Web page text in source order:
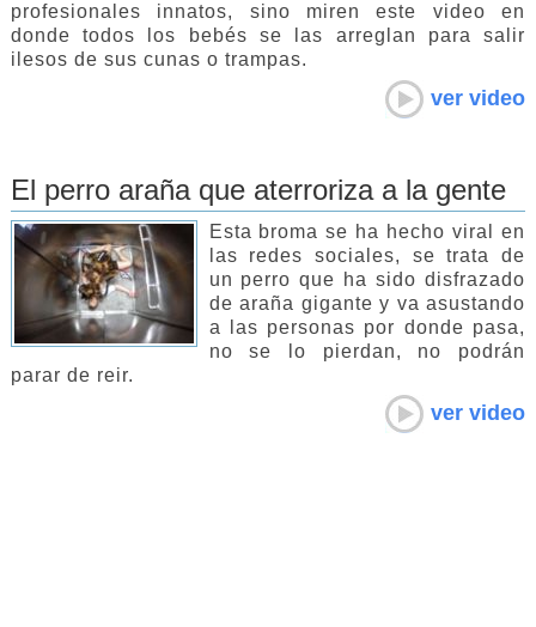
profesionales innatos, sino miren este video en
donde todos los bebés se las arreglan para salir
ilesos de sus cunas o trampas.
ver video
El perro araña que aterroriza a la gente
Esta broma se ha hecho viral en
las redes sociales, se trata de
un perro que ha sido disfrazado
de araña gigante y va asustando
a las personas por donde pasa,
no se lo pierdan, no podrán
parar de reir.
ver video